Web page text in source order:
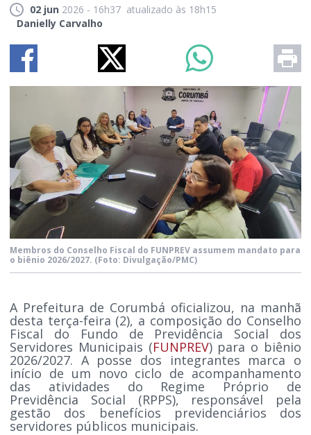
02 jun 2026 - 16h37 atualizado às 18h15
Danielly Carvalho
Membros do Conselho Fiscal do FUNPREV assumem mandato para
o biênio 2026/2027. (Foto: Divulgação/PMC)
A Prefeitura de Corumbá oficializou, na manhã
desta terça-feira (2), a composição do Conselho
Fiscal do Fundo de Previdência Social dos
Servidores Municipais (FUNPREV) para o biênio
2026/2027. A posse dos integrantes marca o
início de um novo ciclo de acompanhamento
das atividades do Regime Próprio de
Previdência Social (RPPS), responsável pela
gestão dos benefícios previdenciários dos
servidores públicos municipais.